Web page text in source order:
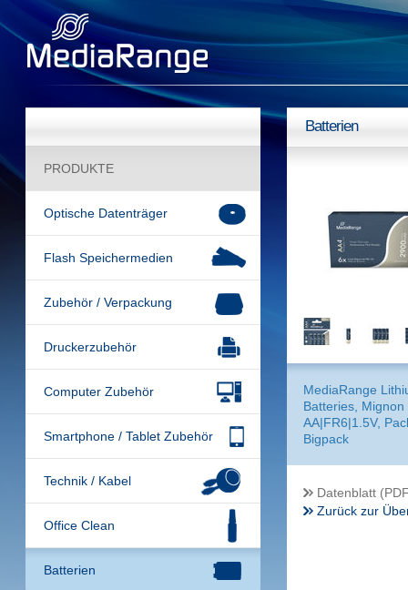
PRODUKTE
Optische Datenträger
Flash Speichermedien
Zubehör / Verpackung
Druckerzubehör
Computer Zubehör
Smartphone / Tablet Zubehör
Technik / Kabel
Office Clean
Batterien
Batterien
MediaRange
Batteries, Mignon
AA|FR6|1.5V,
Bigpack
Datenblatt
Zurück zur